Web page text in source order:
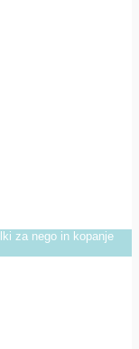
za nego in kopanje